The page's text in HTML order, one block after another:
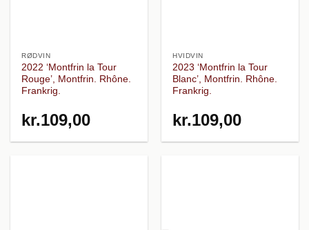
RØDVIN
2022 ‘Montfrin la Tour
Rouge’, Montfrin. Rhône.
Frankrig.
kr.109,00
HVIDVIN
2023 ‘Montfrin la Tour
Blanc’, Montfrin. Rhône.
Frankrig.
kr.109,00